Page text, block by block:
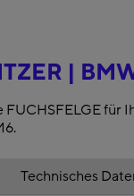
|
FUCHSFELGE für
Technisches